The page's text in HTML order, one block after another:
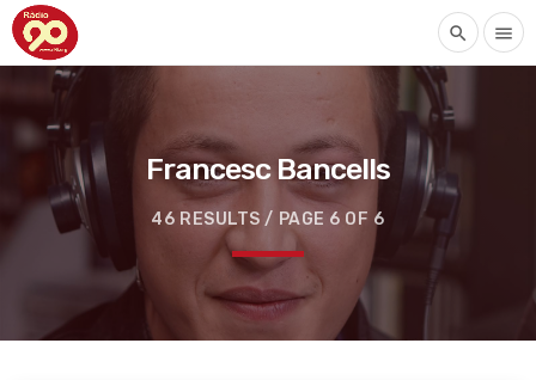
search menu
Francesc Bancells
46 RESULTS / PAGE 6 OF 6